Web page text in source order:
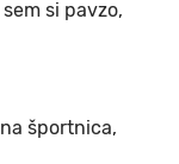
si pavzo,
športnica,